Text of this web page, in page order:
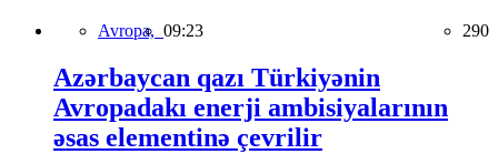
Avropa, 09:23 290
Azərbaycan qazı Türkiyənin
Avropadakı enerji ambisiyalarının
əsas elementinə çevrilir